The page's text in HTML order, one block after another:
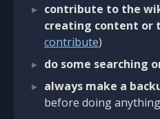
contribute to the
creating content or
contribute)
do some searching
always make a
before doing